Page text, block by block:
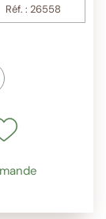
Réf. : 26558